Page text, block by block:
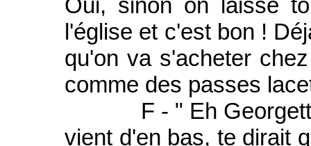
Oui, sinon on laisse
l'église et c'est bon !
qu'on va s'acheter
comme des passes
F - " Eh Georgette
vient d'en bas, te dirait